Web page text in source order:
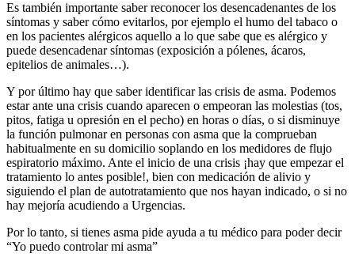
Es también importante saber reconocer los desencadenantes de los
síntomas y saber cómo evitarlos, por ejemplo el humo del tabaco o
en los pacientes alérgicos aquello a lo que sabe que es alérgico y
puede desencadenar síntomas (exposición a pólenes, ácaros,
epitelios de animales…).
Y por último hay que saber identificar las crisis de asma. Podemos
estar ante una crisis cuando aparecen o empeoran las molestias (tos,
pitos, fatiga u opresión en el pecho) en horas o días, o si disminuye
la función pulmonar en personas con asma que la comprueban
habitualmente en su domicilio soplando en los medidores de flujo
espiratorio máximo. Ante el inicio de una crisis ¡hay que empezar el
tratamiento lo antes posible!, bien con medicación de alivio y
siguiendo el plan de autotratamiento que nos hayan indicado, o si no
hay mejoría acudiendo a Urgencias.
Por lo tanto, si tienes asma pide ayuda a tu médico para poder decir
“Yo puedo controlar mi asma”